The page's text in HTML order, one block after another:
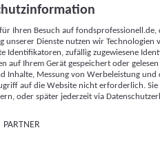
Messung von Werbeleistung
sowie Zielgruppenforschung.
Online-Kennungen (z. B. login-
Kennungen,
zusammen mit anderen
Browserinformationen,
Technologien usw.) auf
dort ausgelesen werden, um es
es eine App oder einer Webseite
mehrere der hier aufgeführten
Ihren Besuch auf
unserer Dienste nutzen wir Technologien
Identifikatoren, zufällig zugewiesene
auf Ihrem Gerät gespeichert oder
Inhalte, Messung von Werbeleistung
auf die Website nicht erforderlich.
oder später jederzeit via
PARTNER